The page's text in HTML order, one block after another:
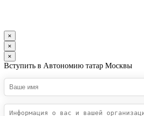
×
×
×
Вступить в Автономию татар Москвы